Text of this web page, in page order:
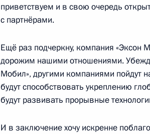
Встреча с председателем
Миллером
17 сентября 2014 года, 17:30
«Роснефть» запустила в
месторождения Северное Чайво
приветствуем и в свою очередь
с партнёрами.
Ещё раз подчеркну, компания
дорожим нашими отношениями.
Мобил», другими компаниями пойдут
будут способствовать укреплению
будут развивать прорывные
И в заключение хочу искренне